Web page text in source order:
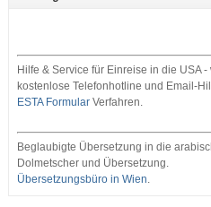
Hilfe & Service für Einreise in die USA
kostenlose Telefonhotline und Email-
ESTA FormularVerfahren.
Beglaubigte Übersetzung in die
Dolmetscher und Übersetzung.
Übersetzungsbüro in Wien.